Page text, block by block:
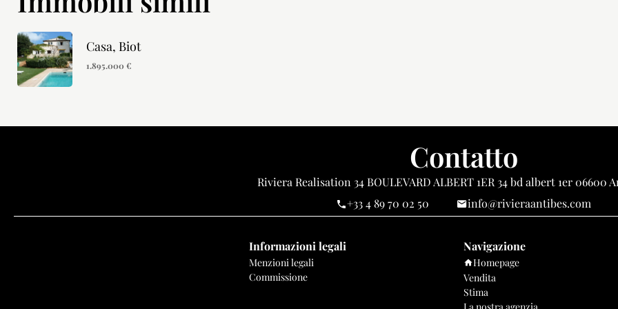
Casa, Biot
1.895.000 €
Contatto
Riviera Realisation 34 BOULEVARD ALBERT 1ER 34 bd albert 1er06600
+33 4 89 70 02 50
info@rivieraantibes.com
Informazioni legali
Menzioni legali
Commissione
Navigazione
Homepage
Vendita
Stima